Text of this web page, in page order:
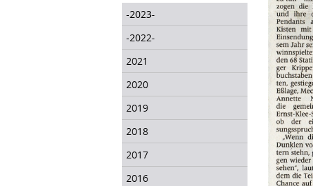
-2023-
-2022-
2021
2020
2019
2018
2017
2016